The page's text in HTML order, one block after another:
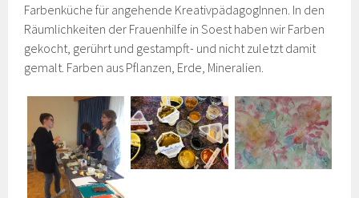
Farbenküche für angehende KreativpädagogInnen. In den
Räumlichkeiten der Frauenhilfe in Soest haben wir Farben
gekocht, gerührt und gestampft- und nicht zuletzt damit
gemalt. Farben aus Pflanzen, Erde, Mineralien.